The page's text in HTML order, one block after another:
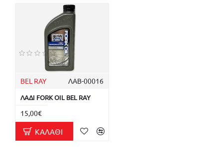
BEL RAY ΛΑΒ-00016
ΛΑΔΙ FORK OIL BEL RAY
15,00€
ΚΑΛΆΘΙ